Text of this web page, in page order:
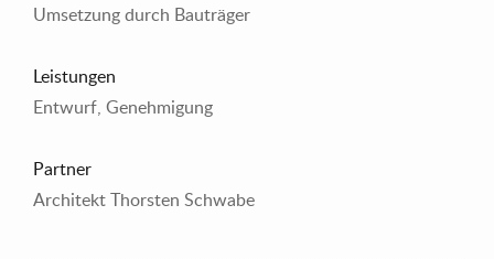
Umsetzung durch Bauträger
Leistungen
Entwurf, Genehmigung
Partner
Architekt Thorsten Schwabe